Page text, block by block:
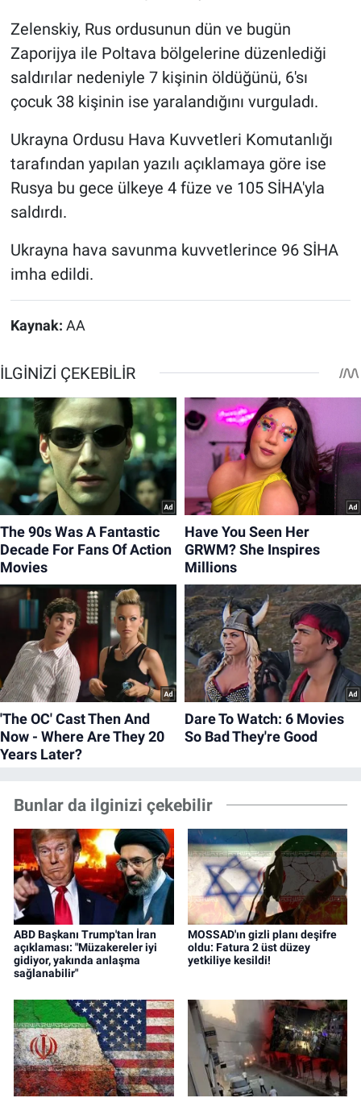
Zelenskiy, Rus ordusunun dün ve bugün
Zaporijya ile Poltava bölgelerine düzenlediği
saldırılar nedeniyle 7 kişinin öldüğünü, 6'sı
çocuk 38 kişinin ise yaralandığını vurguladı.
Ukrayna Ordusu Hava Kuvvetleri Komutanlığı
tarafından yapılan yazılı açıklamaya göre ise
Rusya bu gece ülkeye 4 füze ve 105 SİHA'yla
saldırdı.
Ukrayna hava savunma kuvvetlerince 96 SİHA
imha edildi.
Kaynak: AA
Bunlar da ilginizi çekebilir
ABD Başkanı Trump'tan İran
açıklaması: "Müzakereler iyi
gidiyor, yakında anlaşma
sağlanabilir"
MOSSAD'ın gizli planı deşifre
oldu: Fatura 2 üst düzey
yetkiliye kesildi!